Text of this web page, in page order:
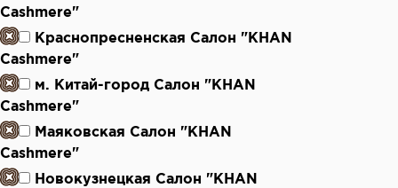
Cashmere"
Краснопресненская Салон "KHAN
Cashmere"
м. Китай-город Салон "KHAN
Cashmere"
Маяковская Салон "KHAN
Cashmere"
Новокузнецкая Салон "KHAN